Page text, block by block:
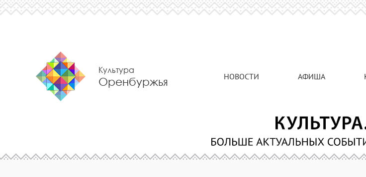
Культура
Оренбуржья НОВОСТИ АФИША